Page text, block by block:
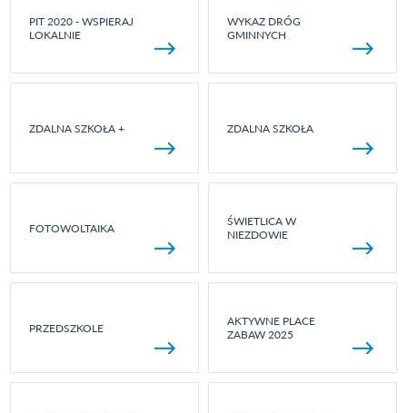
PIT 2020 - WSPIERAJ
LOKALNIE
WYKAZ DRÓG
GMINNYCH
ZDALNA SZKOŁA + ZDALNA SZKOŁA
FOTOWOLTAIKA
ŚWIETLICA W
NIEZDOWIE
PRZEDSZKOLE
AKTYWNE PLACE
ZABAW 2025